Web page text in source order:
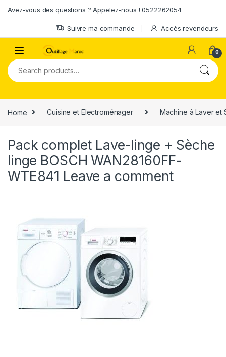
Avez-vous des questions ? Appelez-nous ! 0522262054
Suivre ma commande Accès revendeurs
0
Search for:
Home Cuisine et Electroménager Machine à Laver et
Pack complet Lave-linge + Sèche
linge BOSCH WAN28160FF-
WTE841 Leave a comment